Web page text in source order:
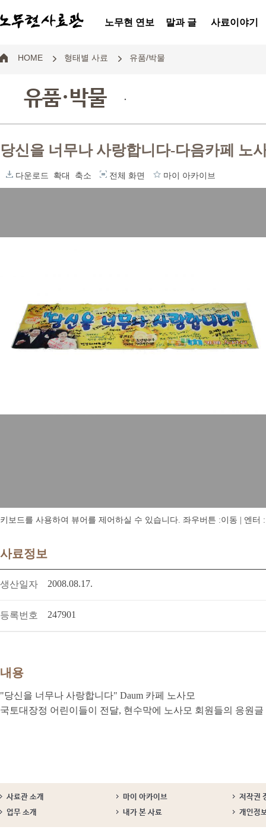
노무현 연보 말과 글 사료이야기
HOME 형태별 사료 유품/박물
유품·박물 .
당신을 너무나 사랑합니다-다음카페 노
다운로드 확대 축소 전체 화면 마이 아카이브
키보드를 사용하여 뷰어를 제어하실 수 있습니다. 좌우버튼 :이동 | 엔터
사료정보
생산일자 2008.08.17.
등록번호 247901
내용
"당신을 너무나 사랑합니다" Daum 카페 노사모
국토대장정 어린이들이 전달, 현수막에 노사모 회원들의 응원글
사료관 소개 마이 아카이브
저작권
업무 소개
내가 본 사료 개인정